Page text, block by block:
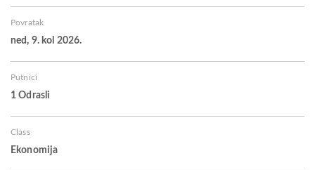
Povratak
ned, 9. kol 2026.
Putnici
1 Odrasli
Class
Ekonomija